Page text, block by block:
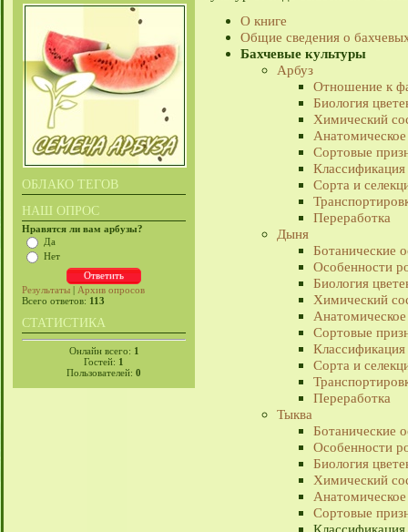
ОБЛАКО ТЕГОВ
НАШ ОПРОС
Нравятся ли вам арбузы?
Да
Нет
Результаты | Архив опросов
Всего ответов: 113
СТАТИСТИКА
Онлайн всего: 1
Гостей: 1
Пользователей: 0
О книге
Общие сведения о
Бахчевые культуры
Арбуз
Отношение к
Биология
Химический
Сортовые
Классификация
Сорта и
Переработка
Дыня
Ботанические
Особенности
Биология
Химический
Сортовые
Классификация
Сорта и
Переработка
Тыква
Ботанические
Особенности
Биология
Химический
Сортовые
Классификация